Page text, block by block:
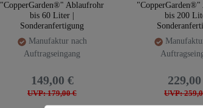
"CopperGarden®" Ablaufrohr
bis 60 Liter |
Sonderanfertigung
Manufaktur nach
Auftragseingang
UVP: 179,00 €
149,00 €
bis 200
UVP: